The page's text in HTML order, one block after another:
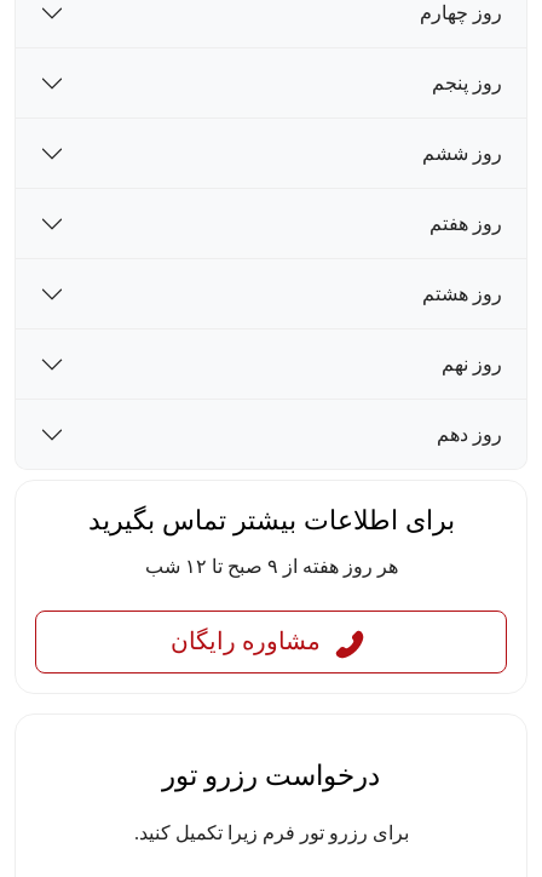
روز چهارم
روز پنجم
روز ششم
روز هفتم
روز هشتم
روز نهم
روز دهم
برای اطلاعات بیشتر تماس بگیرید
هر روز هفته از ۹ صبح تا ۱۲ شب
مشاوره رایگان
درخواست رزرو تور
برای رزرو تور فرم زیرا تکمیل کنید.